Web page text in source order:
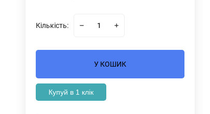
Кількість:
У КОШИК
Купуй в 1 клік